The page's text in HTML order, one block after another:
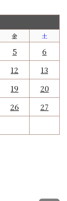
金 土
5
6
12
13
19
20
26
27